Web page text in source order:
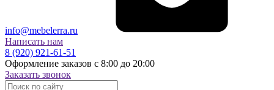
info@mebelerra.ru
Написать нам
8 (920) 921-61-51
Оформление заказов с 8:00 до 20:00
Заказать звонок